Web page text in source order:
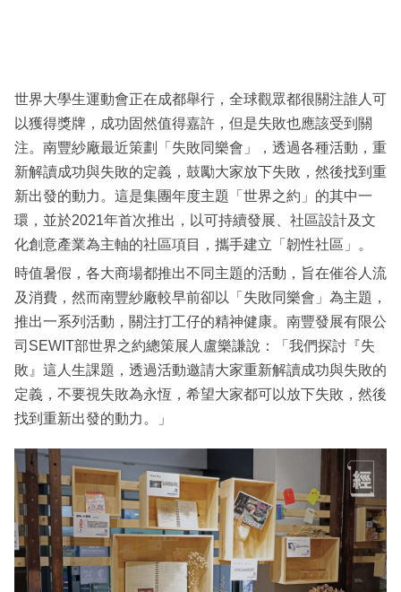
閱
專
區
世界大學生運動會正在成都舉行，全球觀眾都很關注誰人可
以獲得獎牌，成功固然值得嘉許，但是失敗也應該受到關
注。南豐紗廠最近策劃「失敗同樂會」，透過各種活動，重
新解讀成功與失敗的定義，鼓勵大家放下失敗，然後找到重
新出發的動力。這是集團年度主題「世界之約」的其中一
環，並於2021年首次推出，以可持續發展、社區設計及文
化創意產業為主軸的社區項目，攜手建立「韌性社區」。
時值暑假，各大商場都推出不同主題的活動，旨在催谷人流
及消費，然而南豐紗廠較早前卻以「失敗同樂會」為主題，
推出一系列活動，關注打工仔的精神健康。南豐發展有限公
司SEWIT部世界之約總策展人盧樂謙說：「我們探討『失
敗』這人生課題，透過活動邀請大家重新解讀成功與失敗的
定義，不要視失敗為永恆，希望大家都可以放下失敗，然後
找到重新出發的動力。」